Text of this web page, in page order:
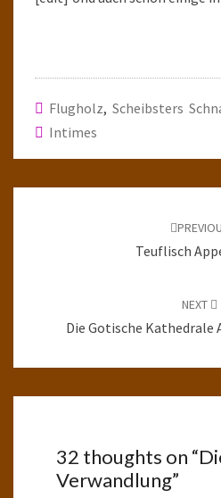
Flugholz, Scheibsters
Intimes
Teuflisch
NEXT
Die Gotische Kathedrale
32 thoughts on “
Verwandlung”